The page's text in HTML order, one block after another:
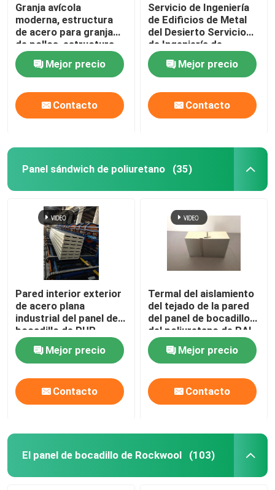
aislamiento de las lanas de cristal
aislamiento del rockwool
Haz de acero estructural
Granja avícola
moderna, estructura
de acero para granja
de pollos, estructura
de acero ligera para
construcción de aves
de corral
Mejor precio
Contacto
Servicio de Ingeniería
de Edificios de Metal
del Desierto Servicio
de Ingeniería de
Almacenes Galvanizado
en Caliente
Prefabricado Acero
Almacenes de Acero
Diseño de Marco de
Acero Solución de
Mejor precio
Contacto
Panel sándwich de poliuretano (35)
Pared interior exterior
de acero plana
industrial del panel de
bocadillo de PUR
0.4mm-0.8m m
Mejor precio
Contacto
Termal del aislamiento
del tejado de la pared
del panel de bocadillo
del poliuretano de RAL
PIR PUR
Mejor precio
Contacto
El panel de bocadillo de Rockwool (103)